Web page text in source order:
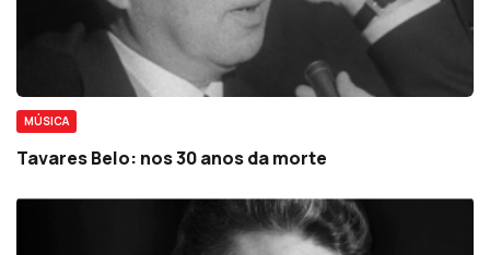
MÚSICA
Tavares Belo: nos 30 anos da morte